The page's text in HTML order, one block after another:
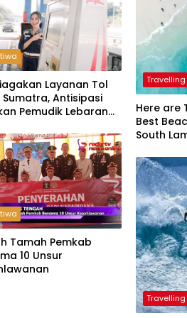
Layanan Tol
Sumatra, Antisipasi
Pemudik Lebaran
Tamah Pemkab
10 Unsur
Travelling
Here are
Best
South
Travelling